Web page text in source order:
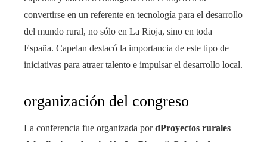
convertirse en un referente en tecnología para el desarrollo
del mundo rural, no sólo en La Rioja, sino en toda
España. Capelan destacó la importancia de este tipo de
iniciativas para atraer talento e impulsar el desarrollo local.
organización del congreso
La conferencia fue organizada pordProyectos rurales